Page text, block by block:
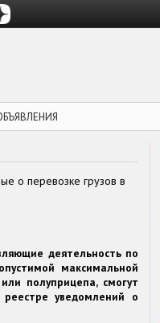
о перевозке грузов в
деятельность по
максимальной
полуприцепа, смогут
уведомлений о